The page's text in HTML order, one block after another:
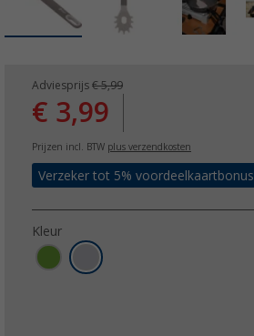
Adviesprijs € 5,99
€ 3,99
Prijzen incl. BTW plus verzendkosten
Verzeker tot 5% voordeelkaartbonus
Kleur